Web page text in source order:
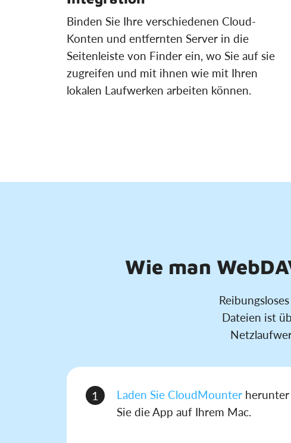
Binden Sie Ihre verschiedenen Cloud-
Konten und entfernten Server in die
Seitenleiste von Finder ein, wo Sie auf sie
zugreifen und mit ihnen wie mit Ihren
lokalen Laufwerken arbeiten können.
Wie man
Dateien ist
1 Laden Sie CloudMounter
Sie die App auf Ihrem Mac.